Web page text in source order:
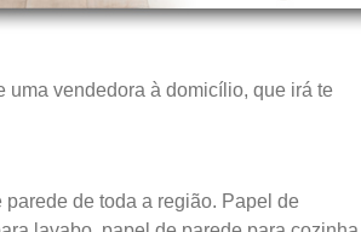
vendedora à domicílio, que irá te
de toda a região. Papel de